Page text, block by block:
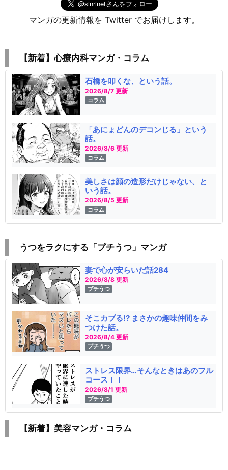
マンガの更新情報を Twitter でお届けします。
【新着】心療内科マンガ・コラム
石橋を叩くな、という話。
2026/8/7 更新
コラム
「あにょどんのデコンじる」という
話。
2026/8/6 更新
コラム
美しさは顔の造形だけじゃない、と
いう話。
2026/8/5 更新
コラム
うつをラクにする「プチうつ」マンガ
妻で心が安らいだ話284
2026/8/8 更新
プチうつ
そこカブる!? まさかの趣味仲間をみ
つけた話。
2026/8/4 更新
プチうつ
ストレス限界…そんなときはあのフル
コース！！
2026/8/1 更新
プチうつ
【新着】美容マンガ・コラム